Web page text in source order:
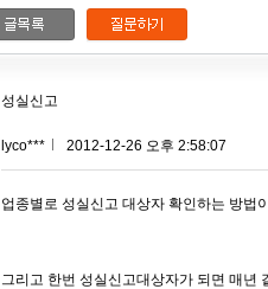
성실신고
lyco*** 2012-12-26 오후 2:58:07
업종별로 성실신고 대상자 확인하는 방법
그리고 한번 성실신고대상자가 되면 매년